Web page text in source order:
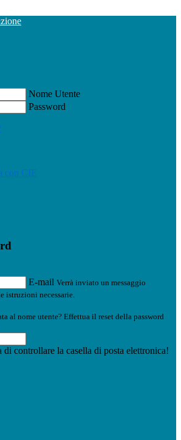
Nome Utente
Password
con CIE
E-mail Verrà inviato un messaggio
istruzioni necessarie.
al nome utente? Effettua il reset della password
controllare la casella di posta elettronica!